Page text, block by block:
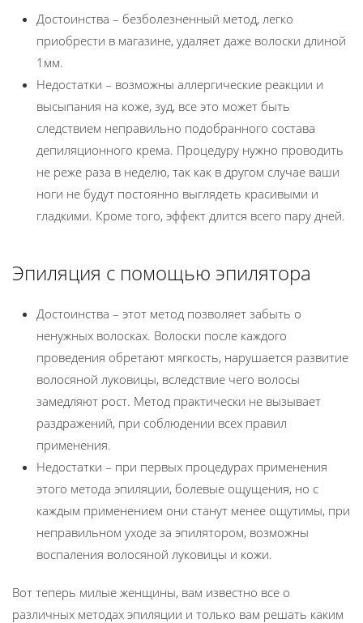
Достоинства – безболезненный метод, легко
приобрести в магазине, удаляет даже волоски длиной
1мм.
Недостатки – возможны аллергические реакции и
высыпания на коже, зуд, все это может быть
следствием неправильно подобранного состава
депиляционного крема. Процедуру нужно проводить
не реже раза в неделю, так как в другом случае ваши
ноги не будут постоянно выглядеть красивыми и
гладкими. Кроме того, эффект длится всего пару дней.
Эпиляция с помощью эпилятора
Достоинства – этот метод позволяет забыть о
ненужных волосках. Волоски после каждого
проведения обретают мягкость, нарушается развитие
волосяной луковицы, вследствие чего волосы
замедляют рост. Метод практически не вызывает
раздражений, при соблюдении всех правил
применения.
Недостатки – при первых процедурах применения
этого метода эпиляции, болевые ощущения, но с
каждым применением они станут менее ощутимы, при
неправильном уходе за эпилятором, возможны
воспаления волосяной луковицы и кожи.
Вот теперь милые женщины, вам известно все о
различных методах эпиляции и только вам решать каким